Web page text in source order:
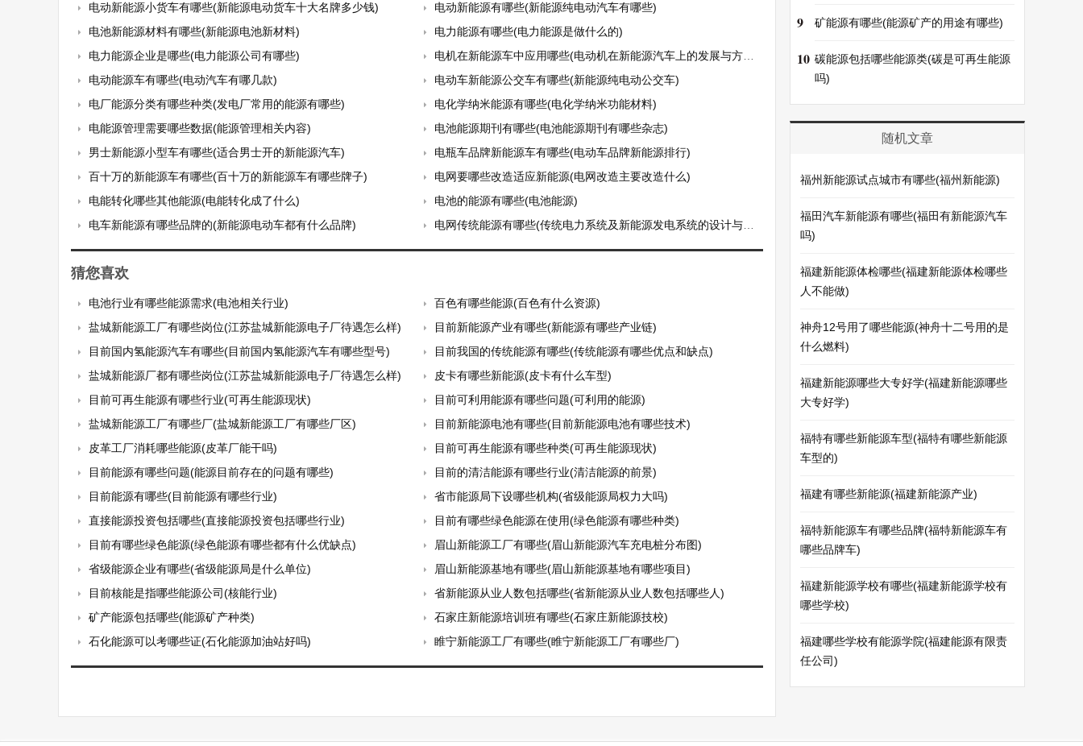
电动新能源小货车有哪些(新能源电动货车十大名牌多少钱)
电动新能源有哪些(新能源纯电动汽车有哪些)
电池新能源材料有哪些(新能源电池新材料)
电力能源有哪些(电力能源是做什么的)
电力能源企业是哪些(电力能源公司有哪些)
电机在新能源车中应用哪些(电动机在新能源汽车上的发展与方向论文)
电动能源车有哪些(电动汽车有哪几款)
电动车新能源公交车有哪些(新能源纯电动公交车)
电厂能源分类有哪些种类(发电厂常用的能源有哪些)
电化学纳米能源有哪些(电化学纳米功能材料)
电能源管理需要哪些数据(能源管理相关内容)
电池能源期刊有哪些(电池能源期刊有哪些杂志)
男士新能源小型车有哪些(适合男士开的新能源汽车)
电瓶车品牌新能源车有哪些(电动车品牌新能源排行)
百十万的新能源车有哪些(百十万的新能源车有哪些牌子)
电网要哪些改造适应新能源(电网改造主要改造什么)
电能转化哪些其他能源(电能转化成了什么)
电池的能源有哪些(电池能源)
电车新能源有哪些品牌的(新能源电动车都有什么品牌)
电网传统能源有哪些(传统电力系统及新能源发电系统的设计与分析)
猜您喜欢
电池行业有哪些能源需求(电池相关行业)
百色有哪些能源(百色有什么资源)
盐城新能源工厂有哪些岗位(江苏盐城新能源电子厂待遇怎么样)
目前新能源产业有哪些(新能源有哪些产业链)
目前国内氢能源汽车有哪些(目前国内氢能源汽车有哪些型号)
目前我国的传统能源有哪些(传统能源有哪些优点和缺点)
盐城新能源厂都有哪些岗位(江苏盐城新能源电子厂待遇怎么样)
皮卡有哪些新能源(皮卡有什么车型)
目前可再生能源有哪些行业(可再生能源现状)
目前可利用能源有哪些问题(可利用的能源)
盐城新能源工厂有哪些厂(盐城新能源工厂有哪些厂区)
目前新能源电池有哪些(目前新能源电池有哪些技术)
皮革工厂消耗哪些能源(皮革厂能干吗)
目前可再生能源有哪些种类(可再生能源现状)
目前能源有哪些问题(能源目前存在的问题有哪些)
目前的清洁能源有哪些行业(清洁能源的前景)
目前能源有哪些(目前能源有哪些行业)
省市能源局下设哪些机构(省级能源局权力大吗)
直接能源投资包括哪些(直接能源投资包括哪些行业)
目前有哪些绿色能源在使用(绿色能源有哪些种类)
目前有哪些绿色能源(绿色能源有哪些都有什么优缺点)
眉山新能源工厂有哪些(眉山新能源汽车充电桩分布图)
省级能源企业有哪些(省级能源局是什么单位)
眉山新能源基地有哪些(眉山新能源基地有哪些项目)
目前核能是指哪些能源公司(核能行业)
省新能源从业人数包括哪些(省新能源从业人数包括哪些人)
矿产能源包括哪些(能源矿产种类)
石家庄新能源培训班有哪些(石家庄新能源技校)
石化能源可以考哪些证(石化能源加油站好吗)
睢宁新能源工厂有哪些(睢宁新能源工厂有哪些厂)
9 矿能源有哪些(能源矿产的用途有哪些)
10 碳能源包括哪些能源类(碳是可再生能源
吗)
随机文章
福州新能源试点城市有哪些(福州新能源)
福田汽车新能源有哪些(福田有新能源汽车
吗)
福建新能源体检哪些(福建新能源体检哪些
人不能做)
神舟12号用了哪些能源(神舟十二号用的是
什么燃料)
福建新能源哪些大专好学(福建新能源哪些
大专好学)
福特有哪些新能源车型(福特有哪些新能源
车型的)
福建有哪些新能源(福建新能源产业)
福特新能源车有哪些品牌(福特新能源车有
哪些品牌车)
福建新能源学校有哪些(福建新能源学校有
哪些学校)
福建哪些学校有能源学院(福建能源有限责
任公司)